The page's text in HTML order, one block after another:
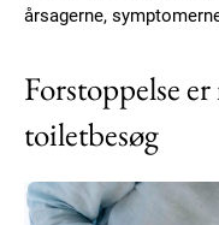
årsagerne,
Forstoppelse
toiletbesøg